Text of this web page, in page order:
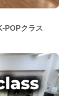
POPクラス